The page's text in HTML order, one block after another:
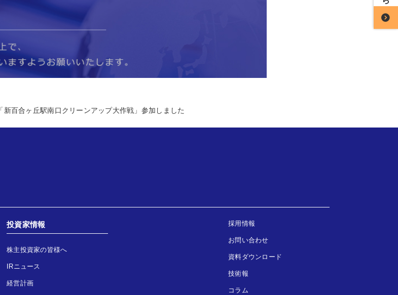
「新百合ヶ丘駅南口クリーンアップ大作戦」参加しました
投資家情報
株主投資家の皆様へ
IRニュース
経営計画
採用情報
お問い合わせ
資料ダウンロード
技術報
コラム